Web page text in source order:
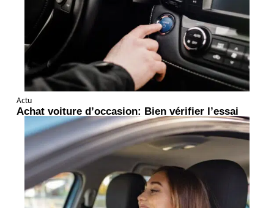
Actu
Achat voiture d’occasion: Bien vérifier l’essai